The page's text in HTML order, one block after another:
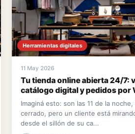
Herramientas digitales
11 May 2026
Tu tienda online abierta 24/7:
catálogo digital y pedidos por
Imaginá esto: son las 11 de la
cerrado, pero un cliente está
desde el sillón de su ca...